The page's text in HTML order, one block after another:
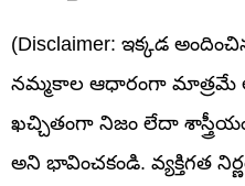
(Disclaimer: ఇక్కడ
నమ్మకాల ఆధారంగా మాత్రమే
ఖచ్చితంగా నిజం లేదా
అని భావించకండి. వ్యక్తిగత